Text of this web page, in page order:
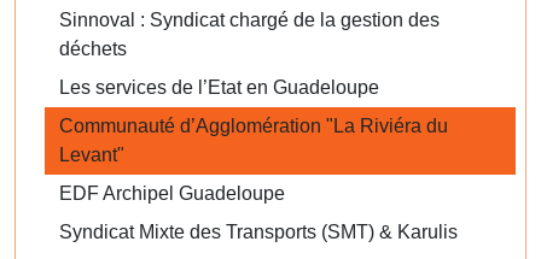
Sinnoval : Syndicat chargé de la gestion des
déchets
Les services de l’Etat en Guadeloupe
Communauté d’Agglomération "La Riviéra du
Levant"
EDF Archipel Guadeloupe
Syndicat Mixte des Transports (SMT) & Karulis